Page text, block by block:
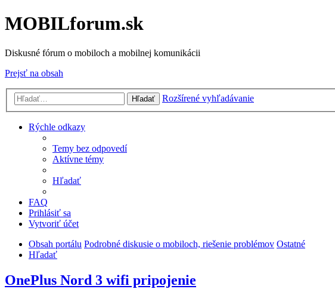
MOBILforum.sk
Diskusné fórum o mobiloch a mobilnej komunikácii
Prejsť na obsah
Hľadať Rozšírené vyhľadávanie
Rýchle odkazy
Temy bez odpovedí
Aktívne témy
Hľadať
FAQ
Prihlásiť sa
Vytvoriť účet
Obsah portálu Podrobné diskusie o mobiloch, riešenie problémov Ostatné
Hľadať
OnePlus Nord 3 wifi pripojenie